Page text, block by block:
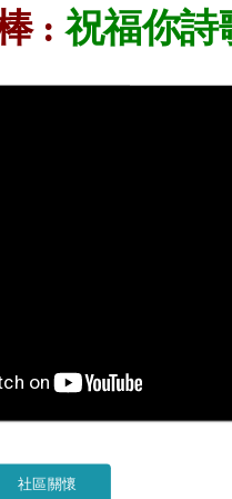
: 祝福你詩
社區關懷